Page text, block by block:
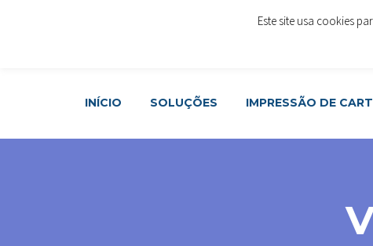
Rua Cónego Rafael Álvares da Costa, LOJA 48 - 1º Andar
INÍCIO SOLUÇÕES IMPRESSÃO DE
Este site usa cookies